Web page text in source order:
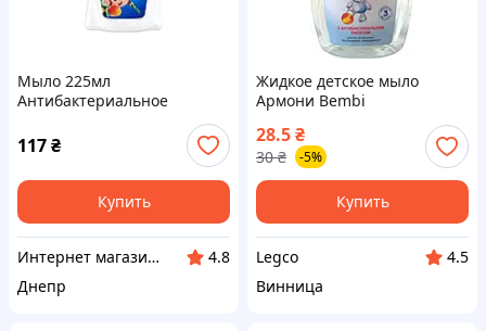
Мыло 225мл
Антибактериальное
Детское Тропическое ТМ
SAFEGUARD BP
117₴
Купить
Интернет магазин BuyPlace
4.8
Днепр
Жидкое детское мыло
Армони Bembi
запаска 330 мл
28.5₴
30 ₴ -5%
Купить
Legco
4.5
Винница